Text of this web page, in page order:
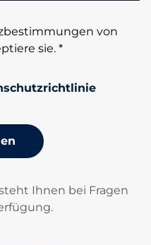
von
sie. *
Ihnen bei Fragen